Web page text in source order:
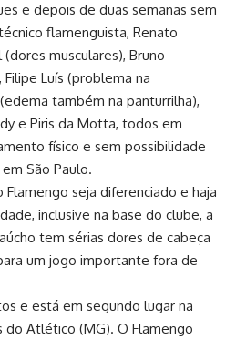
e depois de duas semanas sem
flamenguista, Renato
musculares), Bruno
Luís (problema na
também na panturrilha),
e Piris da Motta, todos em
físico e sem possibilidade
São Paulo.
seja diferenciado e haja
inclusive na base do clube, a
tem sérias dores de cabeça
um jogo importante fora de
e está em segundo lugar na
do Atlético (MG). O Flamengo